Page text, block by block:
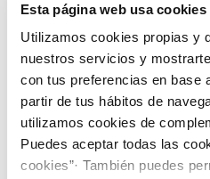
Esta página web usa cookies
Utilizamos cookies propias y
nuestros servicios y
con tus preferencias en base
partir de tus hábitos de
utilizamos cookies de
Puedes aceptar todas las
cookies”· También puedes
14 NOV 2019
Una herramienta
episodios hídricos
municipios afectados